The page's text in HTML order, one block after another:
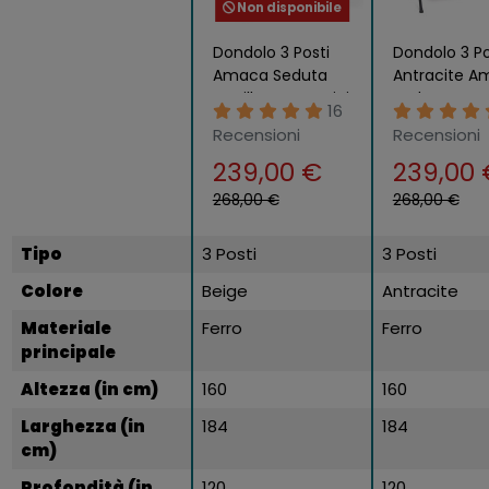
Non disponibile
Dondolo 3 Posti
Amaca Seduta
Oscillante Cuscini
Tettuccio da
Giardino Esterno
16
Recensioni
239,00 €
268,00 €
Dondolo 3
Antracite
Seduta
Tettuccio
Giardino
Recensioni
239,00
268,00 €
Tipo 3 Posti 3 Posti
Colore
Beige Antracite
Materiale
principale
Ferro Ferro
Altezza (in cm) 160 160
Larghezza (in
cm)
184 184